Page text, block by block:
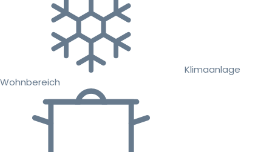
Klimaanlage
Wohnbereich